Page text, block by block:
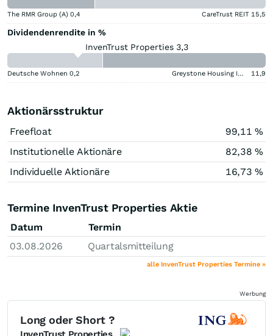
The RMR Group (A) 0,4 CareTrust REIT 15,5
Dividendenrendite in %
InvenTrust Properties 3,3
Deutsche Wohnen 0,2 Greystone Housing Impact Investors LP Benef Unit Cert 11,9
Aktionärsstruktur
Freefloat
99,11 %
Institutionelle Aktionäre
82,38 %
Individuelle Aktionäre
16,73 %
Termine InvenTrust Properties Aktie
Datum
Termin
03.08.2026
Quartalsmitteilung
alle InvenTrust Properties Termine »
Werbung
Long oder Short ?